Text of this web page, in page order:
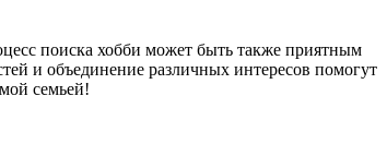
поиска хобби может быть также приятным
и объединение различных интересов помогут
семьей!